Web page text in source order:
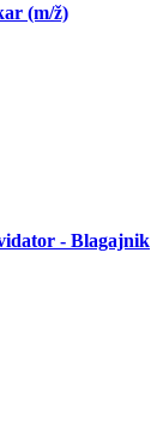
(m/ž)
- Blagajnik